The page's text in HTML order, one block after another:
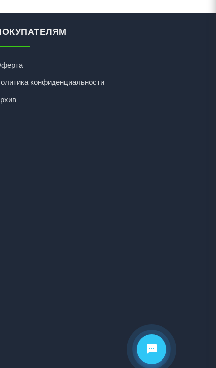
конфиденциальности